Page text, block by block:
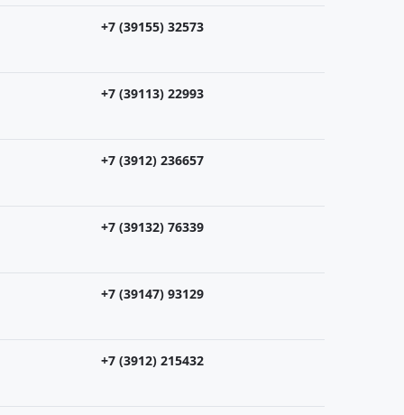
+7 (39155) 32573
+7 (39113) 22993
+7 (3912) 236657
+7 (39132) 76339
+7 (39147) 93129
+7 (3912) 215432